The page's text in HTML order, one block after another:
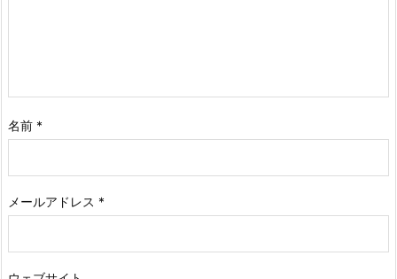
名前 *
メールアドレス *